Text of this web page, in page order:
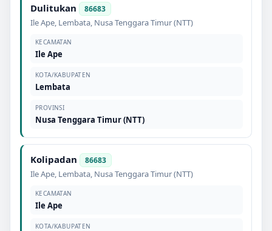
Dulitukan 86683
Ile Ape, Lembata, Nusa Tenggara Timur (NTT)
KECAMATAN
Ile Ape
KOTA/KABUPATEN
Lembata
PROVINSI
Nusa Tenggara Timur (NTT)
Kolipadan 86683
Ile Ape, Lembata, Nusa Tenggara Timur (NTT)
KECAMATAN
Ile Ape
KOTA/KABUPATEN